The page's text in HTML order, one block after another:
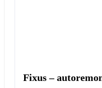
Fixus –